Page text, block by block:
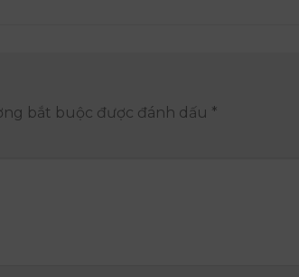
bắt buộc được đánh dấu *